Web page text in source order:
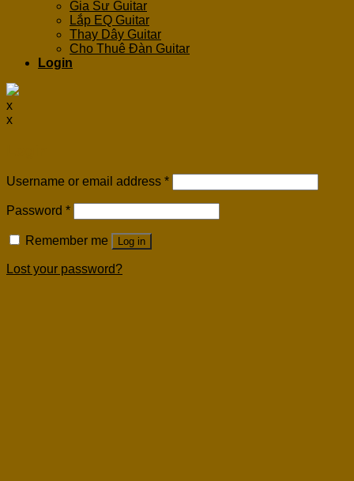
Gia Sư Guitar
Lắp EQ Guitar
Thay Dây Guitar
Cho Thuê Đàn Guitar
Login
x
x
Username or email address *
Password *
Remember me Log in
Lost your password?